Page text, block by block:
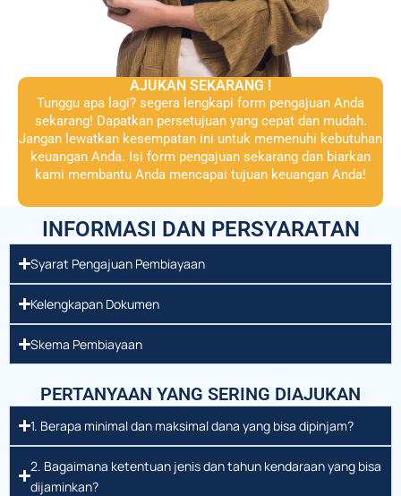
AJUKAN SEKARANG !
Tunggu apa lagi? segera lengkapi form pengajuan Anda
sekarang! Dapatkan persetujuan yang cepat dan mudah.
Jangan lewatkan kesempatan ini untuk memenuhi kebutuhan
keuangan Anda. Isi form pengajuan sekarang dan biarkan
kami membantu Anda mencapai tujuan keuangan Anda!
INFORMASI DAN PERSYARATAN
Syarat Pengajuan Pembiayaan
Kelengkapan Dokumen
Skema Pembiayaan
PERTANYAAN YANG SERING DIAJUKAN
1. Berapa minimal dan maksimal dana yang bisa dipinjam?
2. Bagaimana ketentuan jenis dan tahun kendaraan yang bisa
dijaminkan?